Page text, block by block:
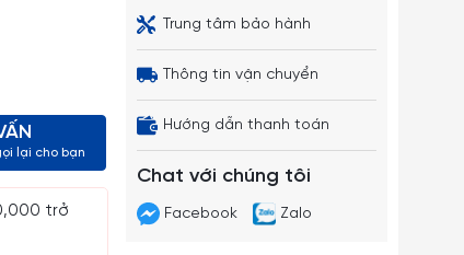
lại cho bạn
trở
Trung tâm bảo hành
Thông tin vận chuyển
Hướng dẫn thanh toán
Chat với chúng tôi
Facebook Zalo